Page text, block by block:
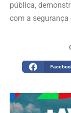
pública,
com a segurança